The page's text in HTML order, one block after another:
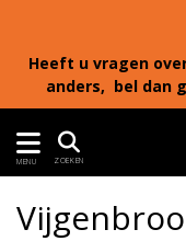
Heeft u vragen
anders, bel dan
MENU ZOEKEN